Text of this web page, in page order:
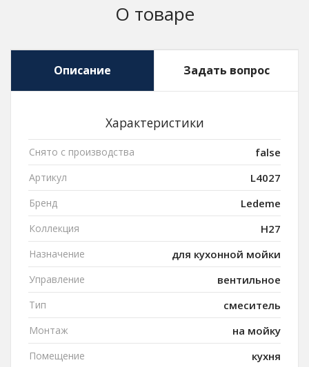
О товаре
Описание Задать вопрос
Характеристики
Снято с производства false
Артикул L4027
Бренд Ledeme
Коллекция H27
Назначение для кухонной мойки
Управление вентильное
Тип смеситель
Монтаж на мойку
Помещение кухня